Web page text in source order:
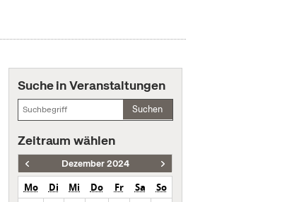
Suche in Veranstaltungen
Suchen
Zeitraum wählen
Dezember 2024
Mo Di Mi Do Fr Sa
So